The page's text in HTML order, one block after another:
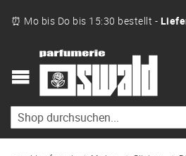
⏰ Mo bis Do bis 15:30 bestellt -